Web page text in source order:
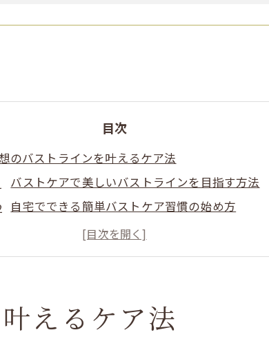
目次
のバストラインを叶えるケア法
バストケアで美しいバストラインを目指す方法
自宅でできる簡単バストケア習慣の始め方
バストケアが叶える理想のシルエットとは
バストケアの基礎知識と注意点を徹底解説
種区揚羽町で始めるオーダーメイドバストケア
バストケアのオーダーメイド施術の魅力を解説
えるケア法